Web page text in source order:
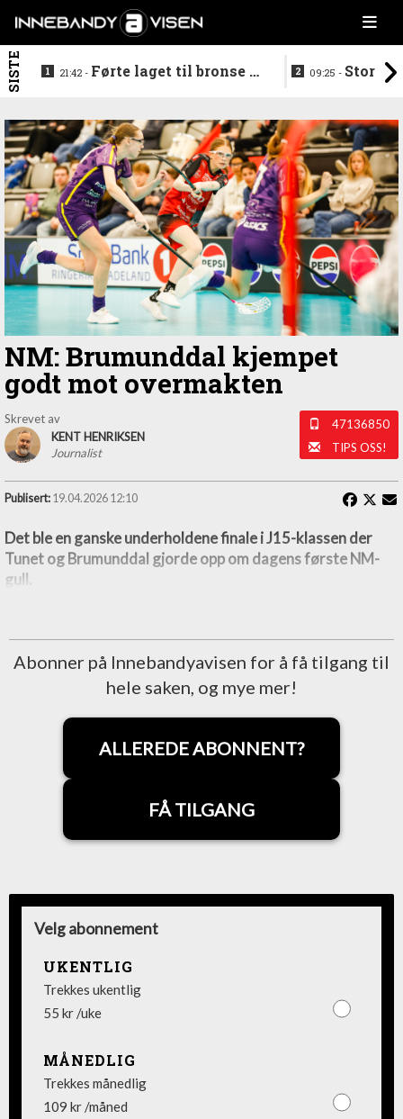
SISTE 21:42 - Førte laget til bronse -
09:25 -
NM: Brumunddal kjempet
godt mot overmakten
Skrevet av
KENT HENRIKSEN
Journalist
47136850
TIPS OSS!
Publisert: 19.04.2026 12:10
Det ble en ganske underholdene finale i J15-klassen der
Tunet og Brumunddal gjorde opp om dagens første NM-
gull.
Abonner på Innebandyavisen for å få tilgang til
hele saken, og mye mer!
ALLEREDE ABONNENT?
FÅ TILGANG
Velg abonnement
UKENTLIG
Trekkes ukentlig
55 kr /uke
MÅNEDLIG
Trekkes månedlig
109 kr /måned